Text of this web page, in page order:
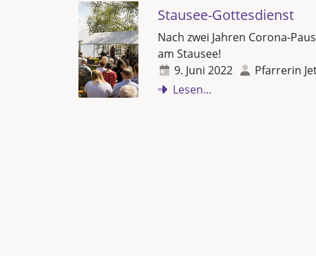
Stausee-Gottesdienst
Nach zwei Jahren Corona-
am Stausee!
9. Juni 2022
Pfarrerin
Lesen...